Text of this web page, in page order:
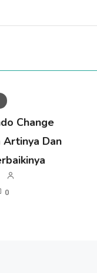
Change
Artinya Dan
0